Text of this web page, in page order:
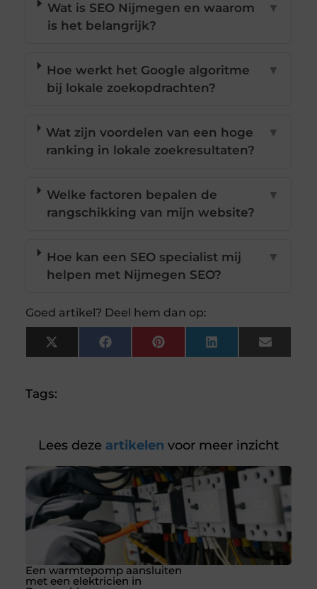
Wat is SEO Nijmegen en waarom
is het belangrijk?
▼
Hoe werkt het Google algoritme
bij lokale zoekopdrachten?
▼
Wat zijn voordelen van een hoge
ranking in lokale zoekresultaten?
▼
Welke factoren bepalen de
rangschikking van mijn website?
▼
Hoe kan een SEO specialist mij
helpen met Nijmegen SEO?
▼
Goed artikel? Deel hem dan op:
X
(Twitter)
FacebookPinterestLinkedInEmail
Tags:
Lees deze artikelen voor meer inzicht
Een warmtepomp aansluiten
met een elektricien in